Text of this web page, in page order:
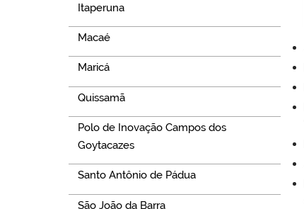
Itaperuna
Macaé
Maricá
Quissamã
Polo de Inovação Campos dos
Goytacazes
Santo Antônio de Pádua
São João da Barra